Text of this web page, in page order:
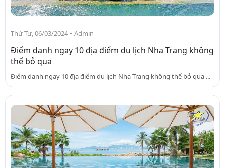
Thứ Tư, 06/03/2024 - Admin
Điểm danh ngay 10 địa điểm du lịch Nha Trang không
thể bỏ qua
Điểm danh ngay 10 địa điểm du lịch Nha Trang không thể bỏ qua ...